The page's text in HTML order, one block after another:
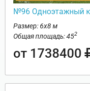
№96 Одноэтажный
Размер: 6х8 м
Общая площадь: 452
от 1738400